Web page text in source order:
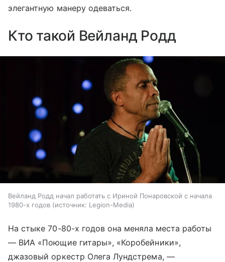
элегантную манеру одеваться.
Кто такой Вейланд Родд
Вейланд Родд начал работать с Ириной Понаровской с начала
1980-х годов
источник: Legion-Media
На стыке 70-80-х годов она меняла места работы
— ВИА «Поющие гитары», «Коробейники»,
джазовый оркестр Олега Лундстрема, —